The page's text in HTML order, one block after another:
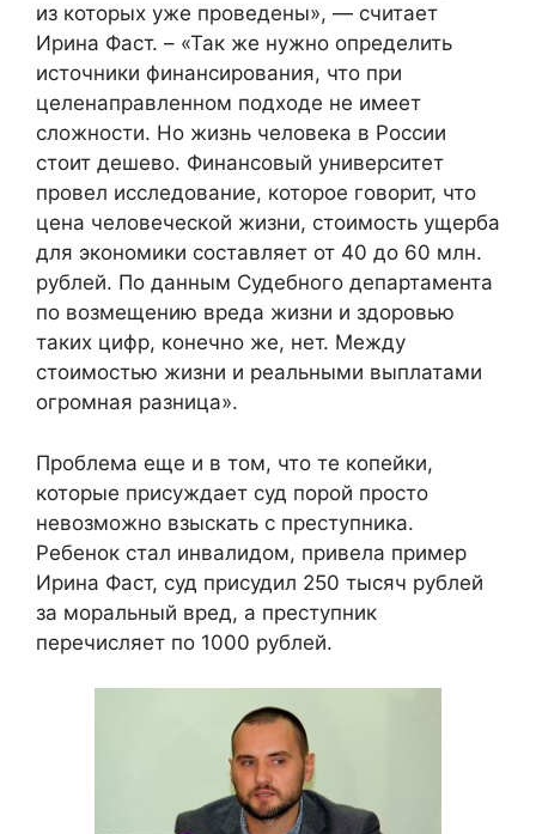
из которых уже проведены», — считает
Ирина Фаст. – «Так же нужно определить
источники финансирования, что при
целенаправленном подходе не имеет
сложности. Но жизнь человека в России
стоит дешево. Финансовый университет
провел исследование, которое говорит, что
цена человеческой жизни, стоимость ущерба
для экономики составляет от 40 до 60 млн.
рублей. По данным Судебного департамента
по возмещению вреда жизни и здоровью
таких цифр, конечно же, нет. Между
стоимостью жизни и реальными выплатами
огромная разница».
Проблема еще и в том, что те копейки,
которые присуждает суд порой просто
невозможно взыскать с преступника.
Ребенок стал инвалидом, привела пример
Ирина Фаст, суд присудил 250 тысяч рублей
за моральный вред, а преступник
перечисляет по 1000 рублей.